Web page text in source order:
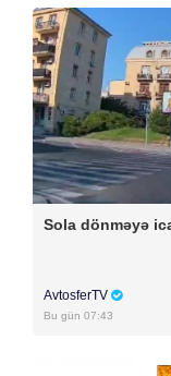
Sola dönməyə
AvtosferTV
Bu gün 07:43